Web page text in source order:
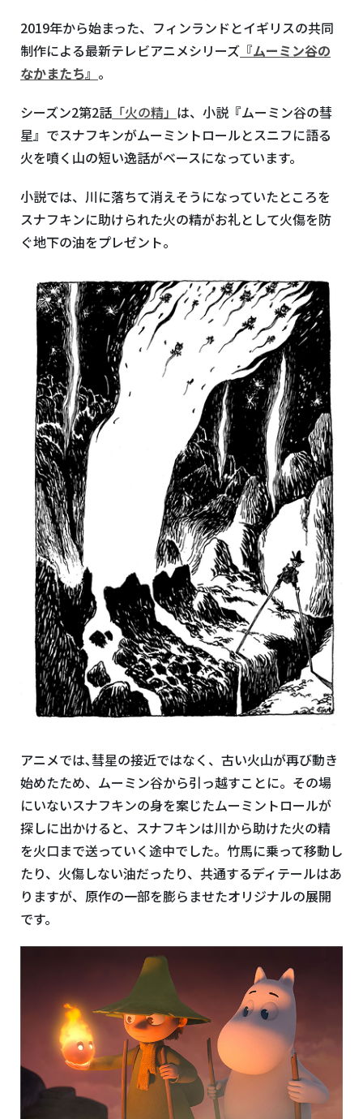
2019年から始まった、フィンランドとイギリスの共同
制作による最新テレビアニメシリーズ 『ムーミン谷の
なかまたち』 。
シーズン2第2話 「火の精」 は、小説『ムーミン谷の彗
星』でスナフキンがムーミントロールとスニフに語る
火を噴く山の短い逸話がベースになっています。
小説では、川に落ちて消えそうになっていたところを
スナフキンに助けられた火の精がお礼として火傷を防
ぐ地下の油をプレゼント。
アニメでは､彗星の接近ではなく、古い火山が再び動き
始めたため、ムーミン谷から引っ越すことに。その場
にいないスナフキンの身を案じたムーミントロールが
探しに出かけると、スナフキンは川から助けた火の精
を火口まで送っていく途中でした。竹馬に乗って移動し
たり、火傷しない油だったり、共通するディテールはあ
りますが、原作の一部を膨らませたオリジナルの展開
です。